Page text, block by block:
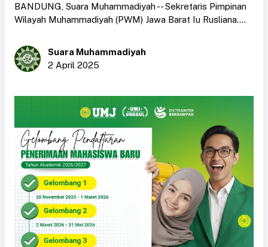
BANDUNG, Suara Muhammadiyah -- Sekretaris Pimpinan
Wilayah Muhammadiyah (PWM) Jawa Barat Iu Rusliana....
Suara Muhammadiyah
2 April 2025